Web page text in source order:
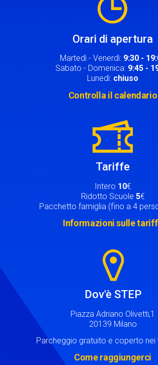
Orari di apertura
Martedì - Venerdì: 9:30 -
Sabato - Domenica: 9:45 -
Lunedì: chiuso
Controlla il calendario
Tariffe
Intero 10€
Ridotto Scuole 5€
Pacchetto famiglia (fino a 4
Informazioni sulle
Dov'è STEP
Piazza Adriano Olivetti,1
20139 Milano
Parcheggio gratuito e coperto nei
Come raggiungerci